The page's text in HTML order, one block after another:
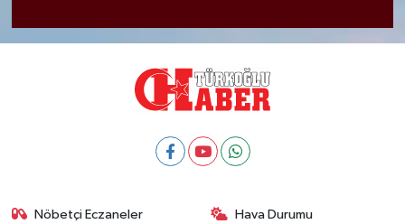
Nöbetçi Eczaneler Hava Durumu